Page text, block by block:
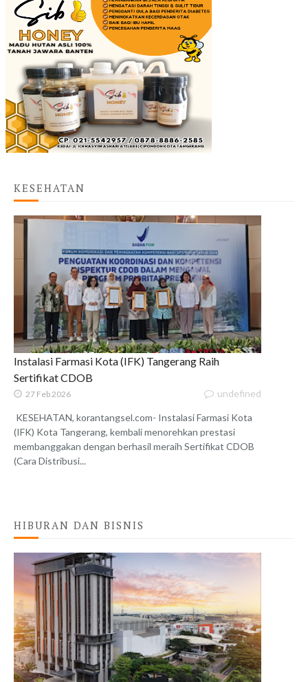
KESEHATAN
Instalasi Farmasi Kota (IFK) Tangerang Raih
Sertifikat CDOB
27 Feb 2026 undefined
KESEHATAN, korantangsel.com- Instalasi Farmasi Kota
(IFK) Kota Tangerang, kembali menorehkan prestasi
membanggakan dengan berhasil meraih Sertifikat CDOB
(Cara Distribusi...
HIBURAN DAN BISNIS